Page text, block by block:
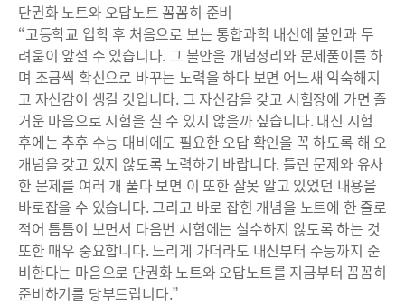
단권화 노트와 오답노트 꼼꼼히 준비
“고등학교 입학 후 처음으로 보는 통합과학 내신에 불안과 두
려움이 앞설 수 있습니다. 그 불안을 개념정리와 문제풀이를 하
며 조금씩 확신으로 바꾸는 노력을 하다 보면 어느새 익숙해지
고 자신감이 생길 것입니다. 그 자신감을 갖고 시험장에 가면 즐
거운 마음으로 시험을 칠 수 있지 않을까 싶습니다. 내신 시험
후에는 추후 수능 대비에도 필요한 오답 확인을 꼭 하도록 해 오
개념을 갖고 있지 않도록 노력하기 바랍니다. 틀린 문제와 유사
한 문제를 여러 개 풀다 보면 이 또한 잘못 알고 있었던 내용을
바로잡을 수 있습니다. 그리고 바로 잡힌 개념을 노트에 한 줄로
적어 틈틈이 보면서 다음번 시험에는 실수하지 않도록 하는 것
또한 매우 중요합니다. 느리게 가더라도 내신부터 수능까지 준
비한다는 마음으로 단권화 노트와 오답노트를 지금부터 꼼꼼히
준비하기를 당부드립니다.”